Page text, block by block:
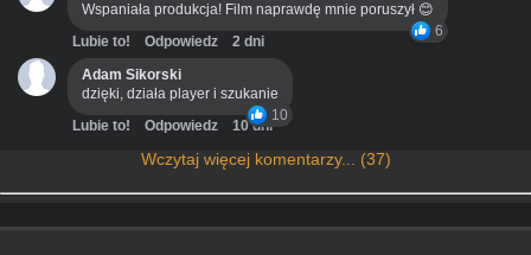
Wspaniała produkcja! Film naprawdę mnie poruszył 😊
6
Lubie to! Odpowiedz
2 dni
Adam Sikorski
dzięki, działa player i szukanie
10
Lubie to! Odpowiedz 10 dni
Wczytaj więcej komentarzy... (37)